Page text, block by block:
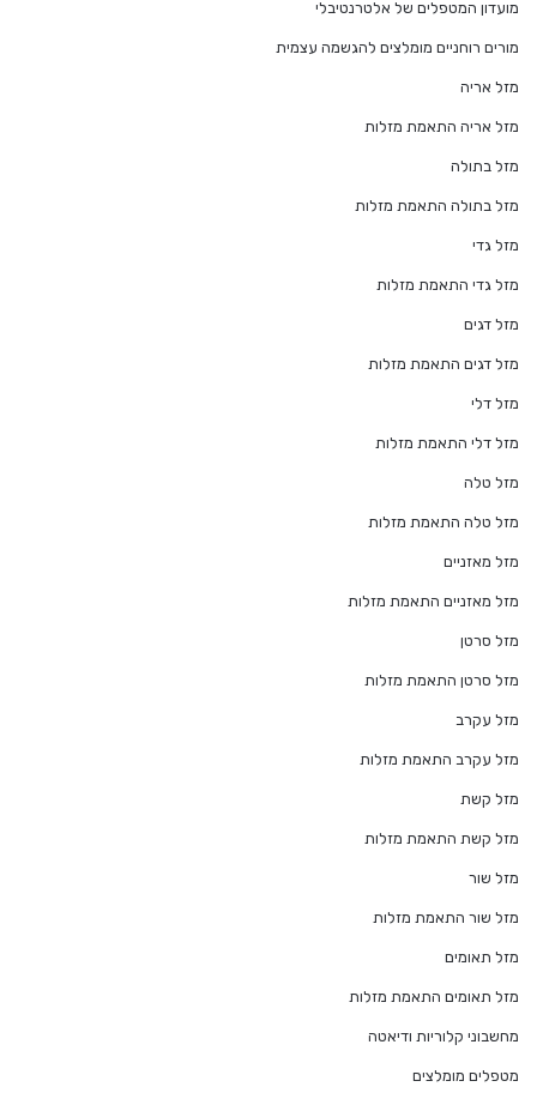
מועדון המטפלים של אלטרנטיבלי
מורים רוחניים מומלצים להגשמה עצמית
מזל אריה
מזל אריה התאמת מזלות
מזל בתולה
מזל בתולה התאמת מזלות
מזל גדי
מזל גדי התאמת מזלות
מזל דגים
מזל דגים התאמת מזלות
מזל דלי
מזל דלי התאמת מזלות
מזל טלה
מזל טלה התאמת מזלות
מזל מאזניים
מזל מאזניים התאמת מזלות
מזל סרטן
מזל סרטן התאמת מזלות
מזל עקרב
מזל עקרב התאמת מזלות
מזל קשת
מזל קשת התאמת מזלות
מזל שור
מזל שור התאמת מזלות
מזל תאומים
מזל תאומים התאמת מזלות
מחשבוני קלוריות ודיאטה
מטפלים מומלצים